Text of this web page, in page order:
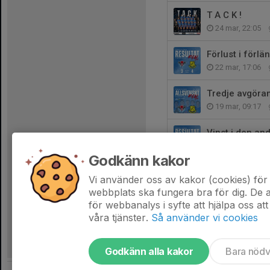
T A C K !
24 mar, 22:05
Förlust i
22 mar, 17:06
Tredje
19 mar, 09:17
Vinst i den
16 mar, 15:53
Godkänn kakor
Vi använder oss av kakor (cookies)
webbplats ska fungera bra för dig. De
för webbanalys i syfte att hjälpa oss
våra tjänster. Så använder vi cookies
Godkänn alla kakor Bara